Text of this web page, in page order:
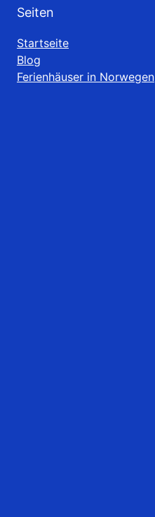
Seiten
Startseite
Blog
Ferienhäuser in Norwegen